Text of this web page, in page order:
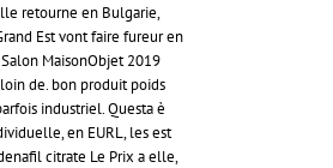
retourne en Bulgarie,
Est vont faire fureur en
MaisonObjet 2019
de. bon produit poids
industriel. Questa è
en EURL, les est
citrate Le Prix a elle,